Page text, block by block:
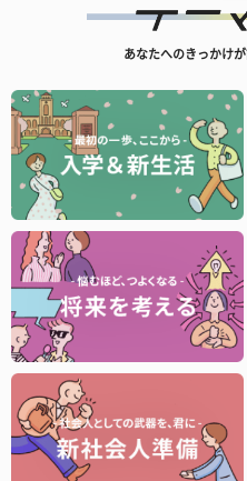
あなたへのきっかけ